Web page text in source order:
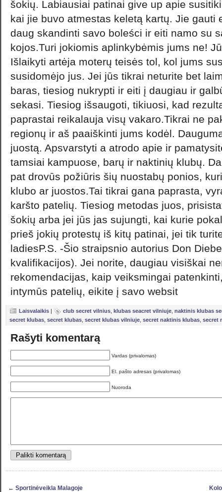
šokių. Labiausiai patinai give up apie
kai jie buvo atmestas keletą kartų. Jie gauti
daug skandinti savo boleści ir eiti namo su
kojos.Turi jokiomis aplinkybėmis jums ne!
Išlaikyti artėja moterų teisės tol, kol jums
susidomėjo jus. Jei jūs tikrai neturite bet
baras, tiesiog nukrypti ir eiti į daugiau ir
sekasi. Tiesiog išsaugoti, tikiuosi, kad
paprastai reikalauja visų vakaro.Tikrai ne
regionų ir aš paaiškinti jums kodėl.
juostą. Apsvarstyti a atrodo apie ir
tamsiai kampuose, barų ir naktinių klubų.
pat drovūs požiūris šių nuostabų ponios,
klubo ar juostos.Tai tikrai gana paprasta,
karšto patelių. Tiesiog metodas juos,
šokių arba jei jūs jas sujungti, kai kurie
prieš jokių protestų iš kitų patinai, jei tik
ladiesP.S. -Šio straipsnio autorius Don
kvalifikacijos). Jei norite, daugiau visiškai
rekomendacijas, kaip veiksmingai
intymūs patelių, eikite į savo websit
Laisvalaikis | club secret vilnius klubas seacret vilniuje naktinis klubas
secret klubas secret klubas secret klubas vilniuje secret naktinis klubas secret
Rašyti komentarą
Vardas (privalomas)
El. pašto adresas (privalomas)
Nuoroda
← Sportinėveikla Malagoje